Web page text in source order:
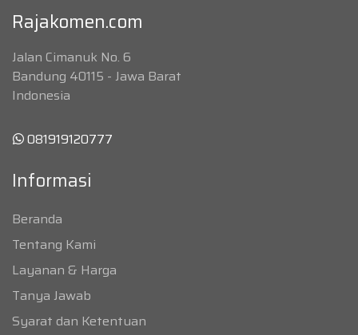
Rajakomen.com
Jalan Cimanuk No. 6
Bandung 40115 - Jawa Barat
Indonesia
081919120777
Informasi
Beranda
Tentang Kami
Layanan & Harga
Tanya Jawab
Syarat dan Ketentuan